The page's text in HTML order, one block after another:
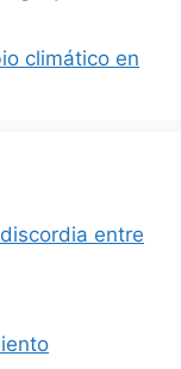
climático en
entre